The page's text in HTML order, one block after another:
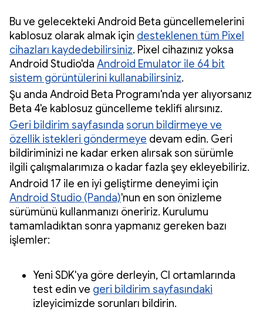
Bu ve gelecekteki Android Beta güncellemelerini
kablosuz olarak almak için desteklenen tüm Pixel
cihazları kaydedebilirsiniz. Pixel cihazınız yoksa
Android Studio'da Android Emulator ile 64 bit
sistem görüntülerini kullanabilirsiniz.
Şu anda Android Beta Programı'nda yer alıyorsanız
Beta 4'e kablosuz güncelleme teklifi alırsınız.
Geri bildirim sayfasında sorun bildirmeye ve
özellik istekleri göndermeye devam edin. Geri
bildiriminizi ne kadar erken alırsak son sürümle
ilgili çalışmalarımıza o kadar fazla şey ekleyebiliriz.
Android 17 ile en iyi geliştirme deneyimi için
Android Studio (Panda)'nun en son önizleme
sürümünü kullanmanızı öneririz. Kurulumu
tamamladıktan sonra yapmanız gereken bazı
işlemler:
Yeni SDK'ya göre derleyin, CI ortamlarında
test edin ve geri bildirim sayfasındaki
izleyicimizde sorunları bildirin.